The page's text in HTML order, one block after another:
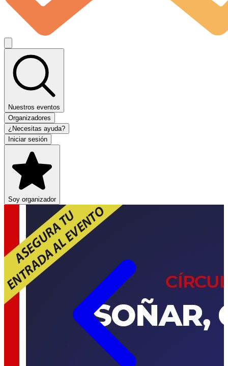
Nuestros eventos
Organizadores
¿Necesitas ayuda?
Iniciar sesión
Soy organizador